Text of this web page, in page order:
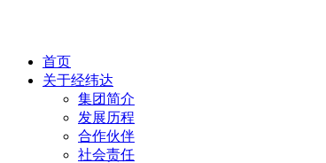
首页
关于经纬达
集团简介
发展历程
合作伙伴
社会责任